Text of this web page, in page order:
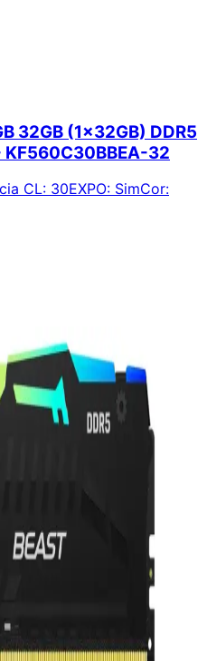
32GB (1x32GB) DDR5
32
CL: 30EXPO: SimCor: